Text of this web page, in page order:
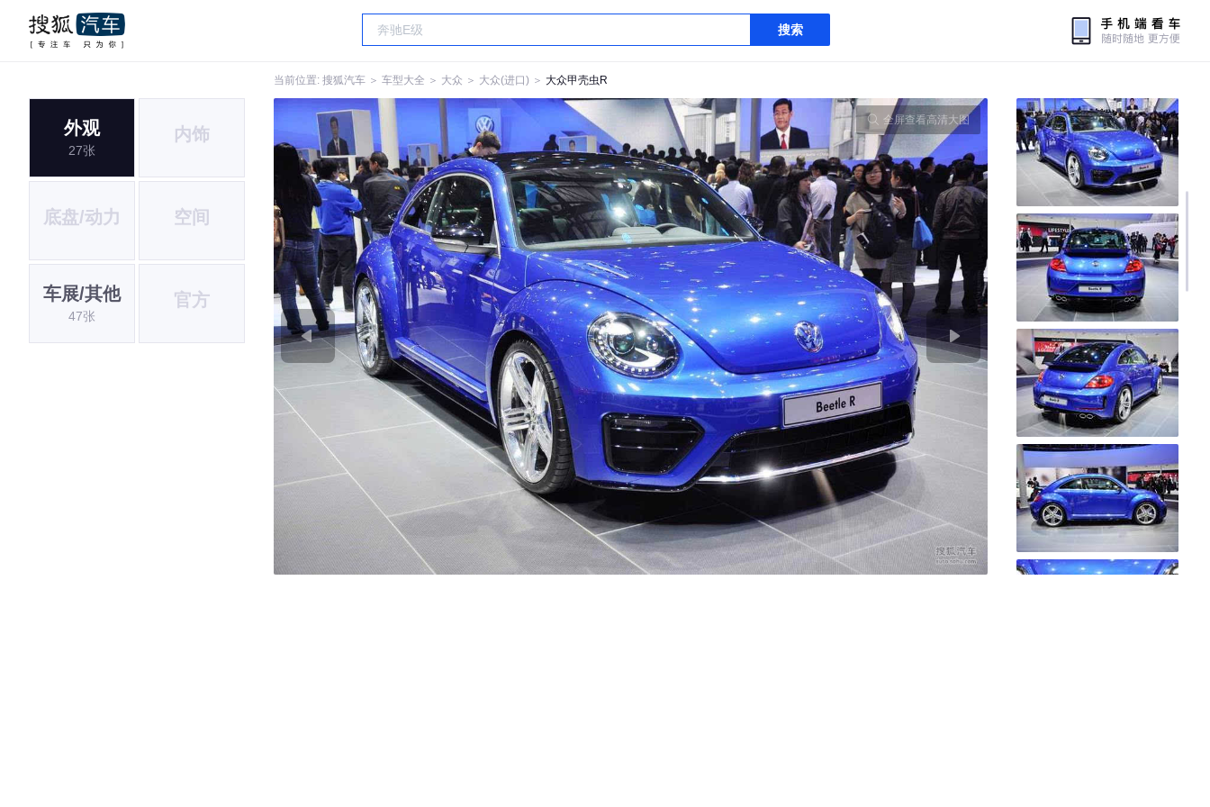
搜索
当前位置: 搜狐汽车 ＞ 车型大全 ＞ 大众 ＞ 大众(进口) ＞ 大众甲壳虫R
外观
27张
内饰
底盘/动力 空间
车展/其他
47张
官方
全屏查看高清大图